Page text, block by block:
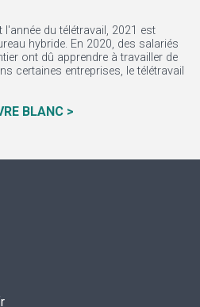
l'année du télétravail, 2021 est
hybride. En 2020, des salariés
ont dû apprendre à travailler de
certaines entreprises, le télétravail
BLANC >